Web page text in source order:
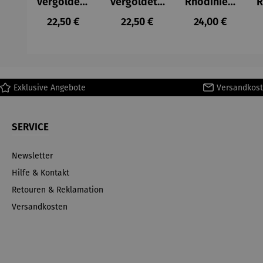
03
Bohemia
Regulärer Preis:
22,50 €
01 Bohemia
beige
Regulärer Preis:
22,50 €
| 03
Bohemia
Regulärer
24,00 €
Exklusive Angebote
SERVICE
Newsletter
Hilfe & Kontakt
Retouren & Reklamation
Versandkosten